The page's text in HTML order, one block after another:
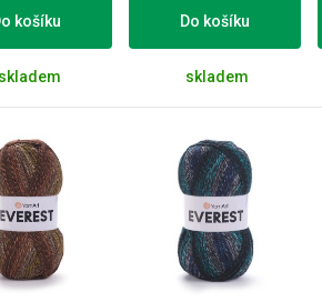
košíku Do košíku
skladem